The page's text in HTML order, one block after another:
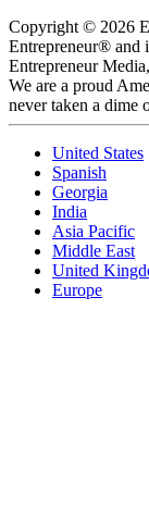
Copyright © 2026
Entrepreneur® and
Entrepreneur
We are a proud
never taken a
United States
Spanish
Georgia
India
Asia Pacific
Middle East
United
Europe